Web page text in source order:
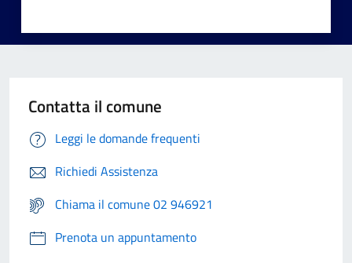
Contatta il comune
Leggi le domande frequenti
Richiedi Assistenza
Chiama il comune 02 946921
Prenota un appuntamento